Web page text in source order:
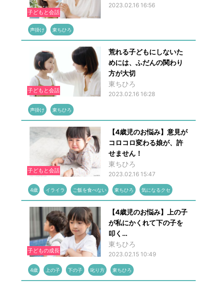
子どもと会話
2023.02.16 16:56
声掛け 東ちひろ
子どもと会話
荒れる子どもにしないた
めには、ふだんの関わり
方が大切
東ちひろ
2023.02.16 16:28
声掛け 東ちひろ
子どもと会話
【4歳児のお悩み】意見が
コロコロ変わる娘が、許
せません！
東ちひろ
2023.02.16 15:47
4歳 イライラ ご飯を食べない 東ちひろ 気になるクセ
子どもの成長
【4歳児のお悩み】上の子
が私にかくれて下の子を
叩く…
東ちひろ
2023.02.15 10:49
4歳 上の子 下の子 叱り方 東ちひろ